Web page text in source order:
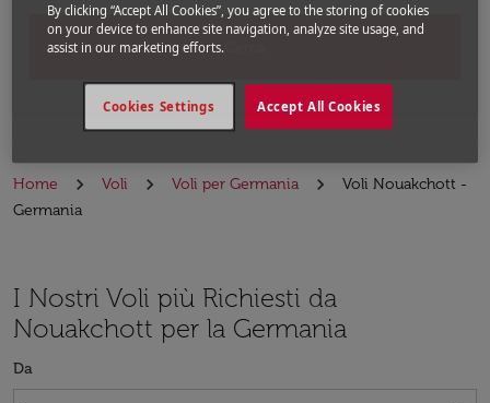
Home Voli Voli per Germania
Voli Nouakchott -
Germania
I Nostri Voli più Richiesti da
Nouakchott per la Germania
Da
By clicking “Accept All Cookies”, you agree to the storing of cookies
on your device to enhance site navigation, analyze site usage, and
assist in our marketing efforts.
Accept All Cookies
Cookies Settings